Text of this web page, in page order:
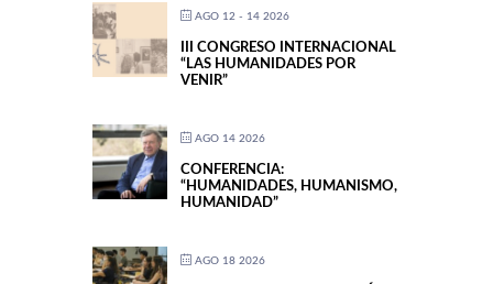
AGO 12 - 14 2026
III CONGRESO INTERNACIONAL
“LAS HUMANIDADES POR
VENIR”
AGO 14 2026
CONFERENCIA:
“HUMANIDADES, HUMANISMO,
HUMANIDAD”
AGO 18 2026